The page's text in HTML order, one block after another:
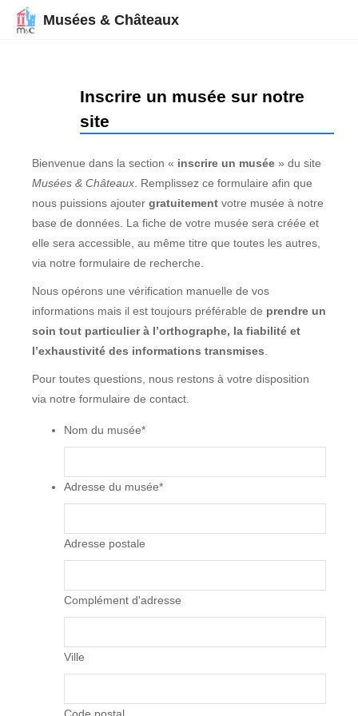
Musées & Châteaux
Inscrire un musée sur notre
site
Bienvenue dans la section « inscrire un musée » du site
Musées & Châteaux . Remplissez ce formulaire afin que
nous puissions ajouter gratuitement votre musée à notre
base de données. La fiche de votre musée sera créée et
elle sera accessible, au même titre que toutes les autres,
via notre formulaire de recherche.
Nous opérons une vérification manuelle de vos
informations mais il est toujours préférable de prendre un
soin tout particulier à l’orthographe, la fiabilité et
l’exhaustivité des informations transmises
Pour toutes questions, nous restons à votre disposition
via notre formulaire de contact.
Nom du musée*
Adresse du musée*
Adresse postale
Complément d'adresse
Ville